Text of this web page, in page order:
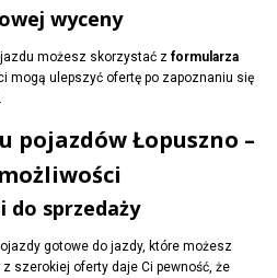
wyceny
możesz skorzystać z formularza
mogą ulepszyć ofertę po zapoznaniu się
pojazdów Łopuszno –
do sprzedaży
gotowe do jazdy, które możesz
szerokiej oferty daje Ci pewność, że